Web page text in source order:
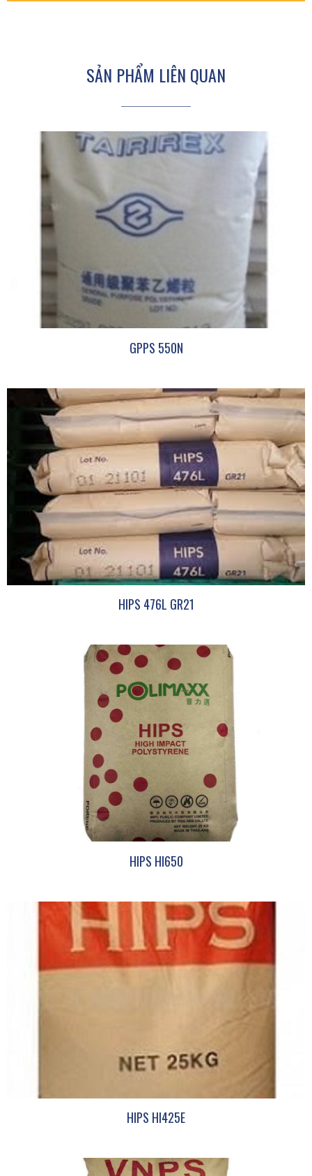
SẢN PHẨM LIÊN QUAN
GPPS 550N
HIPS 476L GR21
HIPS HI650
HIPS HI425E